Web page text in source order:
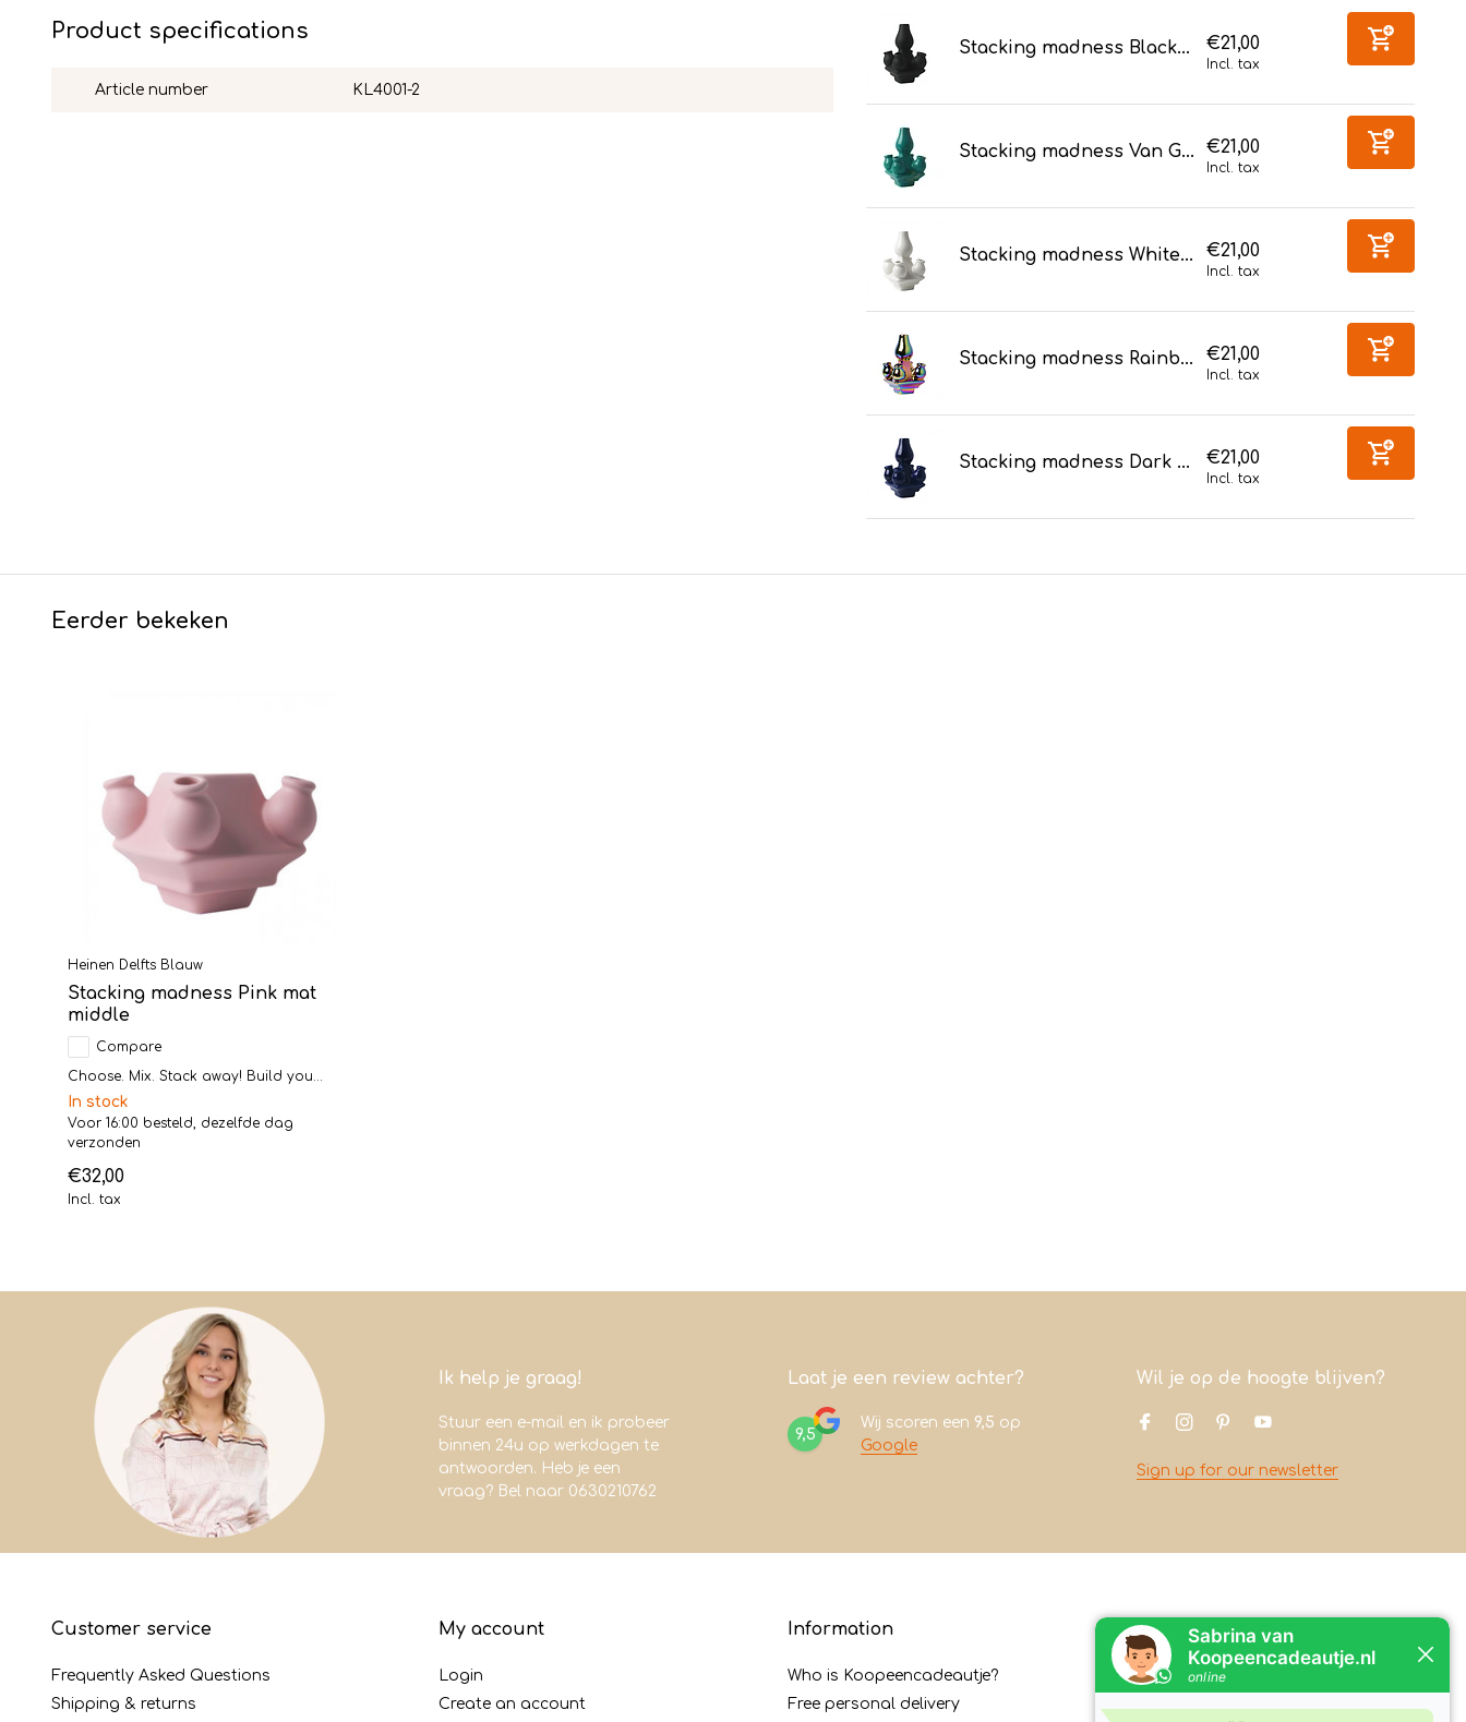
Product specifications
Article number KL4001-2
Stacking madness Black... €21,00
Incl. tax
Stacking madness Van G... €21,00
Incl. tax
Stacking madness White... €21,00
Incl. tax
Stacking madness Rainb... €21,00
Incl. tax
Stacking madness Dark ... €21,00
Incl. tax
Eerder bekeken
Heinen Delfts Blauw
Stacking madness Pink mat
middle
Compare
Choose. Mix. Stack away! Build you...
In stock
Voor 16:00 besteld, dezelfde dag
verzonden
€32,00
Incl. tax
Ik help je graag!
Stuur een e-mail en ik probeer
binnen 24u op werkdagen te
antwoorden. Heb je een
vraag? Bel naar 0630210762
Laat je een review achter?
9,5
Wij scoren een 9,5 op
Google
Wil je op de hoogte blijven?
Sign up for our newsletter
Customer service
Frequently Asked Questions
Shipping & returns
My account
Login
Create an account
Information
Who is Koopeencadeautje?
Free personal delivery
Contact
Koopeencadeautje.nl